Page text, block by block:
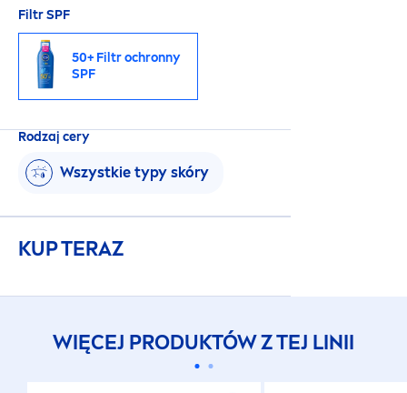
Filtr SPF
50+ Filtr ochronny
SPF
Rodzaj cery
Wszystkie typy skóry
KUP TERAZ
WIĘCEJ PRODUKTÓW Z TEJ LINII